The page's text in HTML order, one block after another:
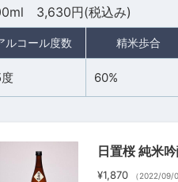
3,630円(税込み)
ルコール度数 精米歩合
60%
日置桜 純米
¥1,870 （2022/09/